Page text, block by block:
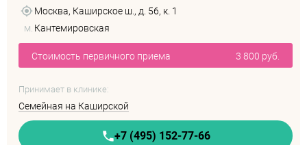
Москва, Каширское ш., д. 56, к. 1
м. Кантемировская
Стоимость первичного приема 3 800 руб.
Принимает в клинике:
Семейная на Каширской
+7 (495) 152-77-66